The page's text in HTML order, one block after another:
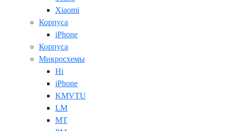
Xiaomi
Корпуса
iPhone
Корпуса
Микросхемы
Hi
iPhone
KMVTU
LM
MT